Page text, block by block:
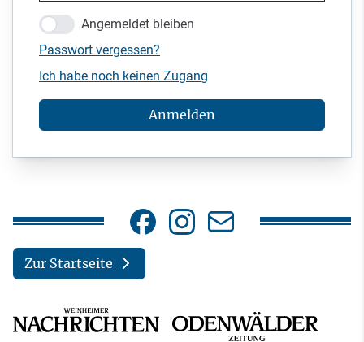
Angemeldet bleiben
Passwort vergessen?
Ich habe noch keinen Zugang
Anmelden
Zur Startseite